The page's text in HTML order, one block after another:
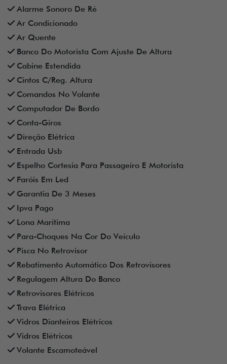
Alarme Sonoro De Ré
Ar Condicionado
Ar Quente
Banco Do Motorista Com Ajuste De Altura
Cabine Estendida
Cintos C/Reg. Altura
Comandos No Volante
Computador De Bordo
Conta-Giros
Direção Elétrica
Entrada Usb
Espelho Cortesia Para Passageiro E Motorista
Faróis Em Led
Garantia De 3 Meses
Ipva Pago
Lona Marítima
Para-Choques Na Cor Do Veículo
Pisca No Retrovisor
Rebatimento Automático Dos Retrovisores
Regulagem Altura Do Banco
Retrovisores Elétricos
Trava Elétrica
Vidros Dianteiros Elétricos
Vidros Elétricos
Volante Escamoteável